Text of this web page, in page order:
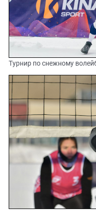
Турнир по снежному